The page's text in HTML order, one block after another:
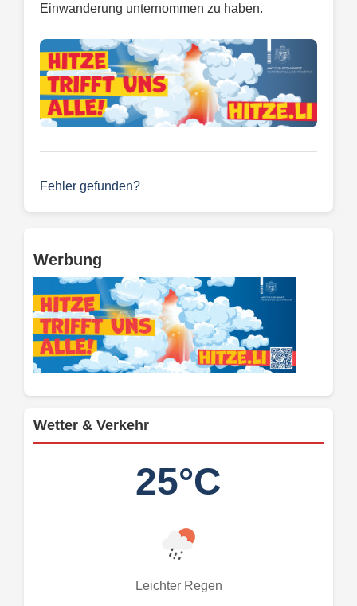
Einwanderung unternommen zu haben.
Fehler gefunden?
Werbung
Wetter & Verkehr
25°C
Leichter Regen